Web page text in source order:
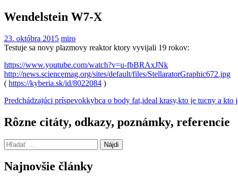
Wendelstein W7-X
23. októbra 2015 miro
Testuje sa novy plazmovy reaktor ktory vyvijali 19 rokov:
https://www.youtube.com/watch?v=u-fbBRAxJNk
http://news.sciencemag.org/sites/default/files/StellaratorGraphic672.jpg
( https://kyberia.sk/id/8022084 )
Navigácia
článkami
Predchádzajúci príspevokkybca o body fat,ideal krasy,kto je tucny a kto
Rôzne citáty, odkazy, poznámky, referencie
Hľadať:
Najnovšie články